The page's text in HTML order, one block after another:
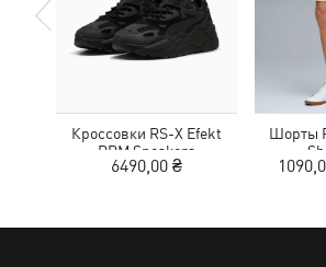
Кроссовки RS-X Efekt
PRM Sneakers
6490,00 ₴
Шорты